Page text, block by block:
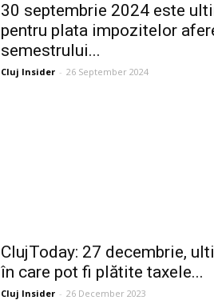
30 septembrie 2024 este
pentru plata impozitelor
semestrului...
Cluj Insider - 26 September 2024
ClujToday: 27 decembrie,
în care pot fi plătite taxele...
Cluj Insider - 26 December 2023